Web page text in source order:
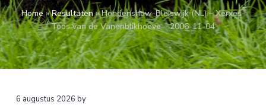
a
v
i
g
a
o
u
d
k
s
t
Home»Resultaten»Hondenshow-Bleiswijk (NL) – Xerxes-
Toos van de Vanenblikhoeve – 2006-11-04
6 augustus 2026 by